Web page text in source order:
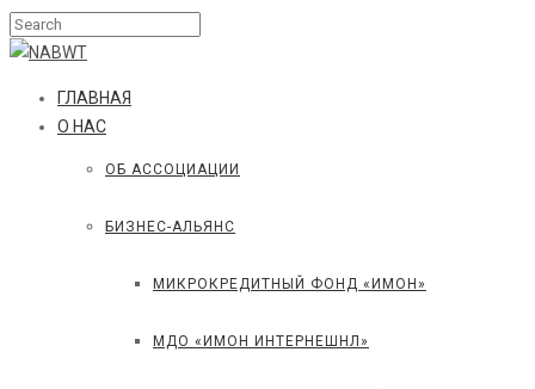
ГЛАВНАЯ
О НАС
ОБ АССОЦИАЦИИ
БИЗНЕС-АЛЬЯНС
МИКРОКРЕДИТНЫЙ ФОНД «ИМОН»
МДО «ИМОН ИНТЕРНЕШНЛ»